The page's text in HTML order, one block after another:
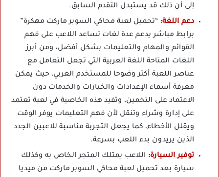
إلى أن ذلك قد يستبدل التقدم السابق.
دعم اللغة: “تحميل لعبة محاكي السوبر ماركت مهكرة”
برابط مباشر يدعم عدة لغات تساعد اللاعب على فهم
القوائم والمهام والتعليمات بشكل أفضل، ومن أبرز
اللغات المتاحة اللغة العربية التي تجعل التعامل مع
عناصر اللعبة أكثر وضوحا للمستخدم العربي، حيث يمكن
معرفة أسماء الإعدادات والخيارات والخدمات دون
الاعتماد على التخمين، وتفيد هذه الخاصية في لعبة تعتمد
على إدارة وشراء وتنقل لأن فهم التعليمات يوفر الوقت
ويقلل الأخطاء، كما يجعل التجربة مناسبة للاعبين الجدد
الذين يريدون بدء اللعب بسرعة.
توفير السيارة: اللاعب يمتلك المتجر الخاص به وكذلك
سيارة بعد تحميل لعبة محاكي السوبر ماركت من ميديا